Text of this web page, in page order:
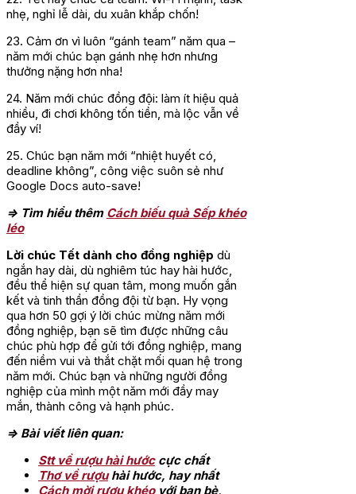
nhẹ, nghỉ lễ dài, du xuân khắp chốn!
23. Cảm ơn vì luôn “gánh team” năm qua –
năm mới chúc bạn gánh nhẹ hơn nhưng
thưởng nặng hơn nha!
24. Năm mới chúc đồng đội: làm ít hiệu quả
nhiều, đi chơi không tốn tiền, mà lộc vẫn về
đầy ví!
25. Chúc bạn năm mới “nhiệt huyết có,
deadline không”, công việc suôn sẻ như
Google Docs auto-save!
=> Tìm hiểu thêm Cách biếu quà Sếp khéo
léo
Lời chúc Tết dành cho đồng nghiệp dù
ngắn hay dài, dù nghiêm túc hay hài hước,
đều thể hiện sự quan tâm, mong muốn gắn
kết và tinh thần đồng đội từ bạn. Hy vọng
qua hơn 50 gợi ý lời chúc mừng năm mới
đồng nghiệp, bạn sẽ tìm được những câu
chúc phù hợp để gửi tới đồng nghiệp, mang
đến niềm vui và thắt chặt mối quan hệ trong
năm mới. Chúc bạn và những người đồng
nghiệp của mình một năm mới đầy may
mắn, thành công và hạnh phúc.
=> Bài viết liên quan:
Stt về rượu hài hướccực chất
Thơ về rượuhài hước, hay nhất
Cách mời rượu khéovới bạn bè,